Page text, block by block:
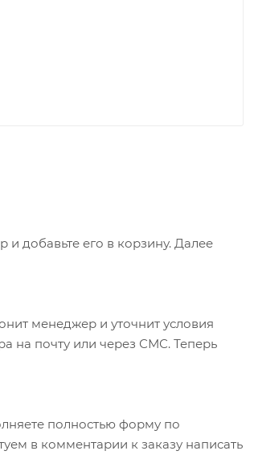
добавьте его в корзину. Далее
менеджер и уточнит условия
на почту или через СМС. Теперь
полностью форму по
в комментарии к заказу написать